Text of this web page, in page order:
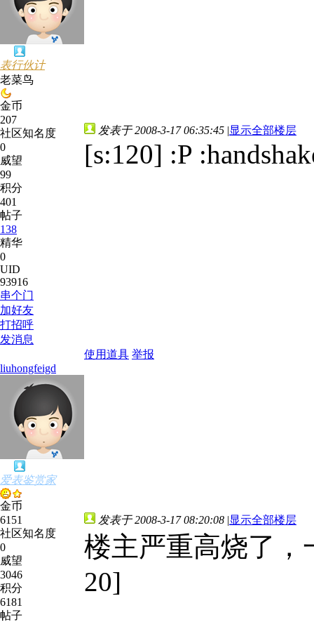
表行伙计
老菜鸟
金币
207
社区知名度
0
威望
99
积分
401
帖子
138
精华
0
UID
93916
串个门
加好友
打招呼
发消息
发表于 2008-3-17 06:35:45 |显示全部楼层
[s:120] :P
使用道具 举报
liuhongfeigd
爱表鉴赏家
金币
6151
社区知名度
0
威望
3046
积分
6181
帖子
发表于 2008-3-17 08:20:08 |显示全部楼层
楼主严重高烧了，
20]